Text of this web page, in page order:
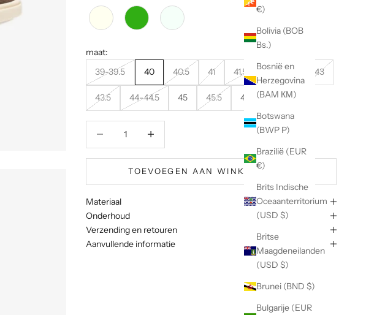
€)
Bolivia (BOB
Bs.)
Bosnië en
Herzegovina
(BAM КМ)
Botswana
(BWP P)
Brazilië (EUR
€)
Brits Indische
Oceaanterritorium
(USD $)
Britse
Maagdeneilanden
(USD $)
Brunei (BND $)
Bulgarije (EUR
maat:
39-39.5
40 40.5 41 41.5-42 42.5 43
43.5 44-44.5 45 45.5 46 46.5-47
TOEVOEGEN AAN WINKELWAGEN
Materiaal
Onderhoud
Verzending en retouren
Aanvullende informatie